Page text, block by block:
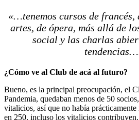
«…tenemos cursos de
artes, de ópera, más allá de
social y las charlas
¿Cómo ve al Club de acá al futuro?
Bueno, es la principal preocupación, el
Pandemia, quedaban menos de 50
vitalicios, así que no había prácticamente
en 250, incluso los vitalicios contribuyen.